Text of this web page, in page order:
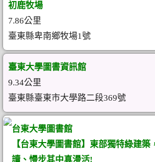
初鹿牧場
7.86公里
臺東縣卑南鄉牧場1號
臺東大學圖書資訊館
9.34公里
臺東縣臺東市大學路二段369號
台東大學圖書館
【台東大學圖書館】東部獨特綠建築
讀、慢步其中真漫活!